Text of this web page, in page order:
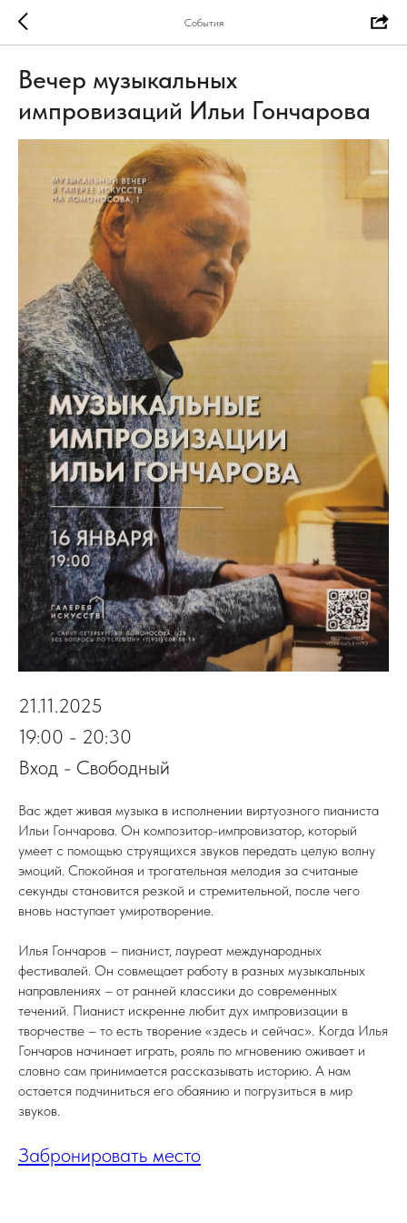
События
Вечер музыкальных
импровизаций Ильи Гончарова
21.11.2025
19:00 - 20:30
Вход - Свободный
Вас ждет живая музыка в исполнении виртуозного пианиста
Ильи Гончарова. Он композитор-импровизатор, который
умеет с помощью струящихся звуков передать целую волну
эмоций. Спокойная и трогательная мелодия за считаные
секунды становится резкой и стремительной, после чего
вновь наступает умиротворение.
Илья Гончаров – пианист, лауреат международных
фестивалей. Он совмещает работу в разных музыкальных
направлениях – от ранней классики до современных
течений. Пианист искренне любит дух импровизации в
творчестве – то есть творение «здесь и сейчас». Когда Илья
Гончаров начинает играть, рояль по мгновению оживает и
словно сам принимается рассказывать историю. А нам
остается подчиниться его обаянию и погрузиться в мир
звуков.
Забронировать место